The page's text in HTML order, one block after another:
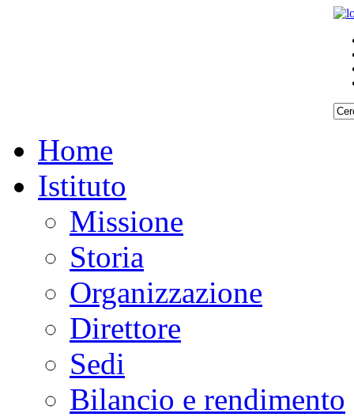
Home
Istituto
Missione
Storia
Organizzazione
Direttore
Sedi
Bilancio e rendimento